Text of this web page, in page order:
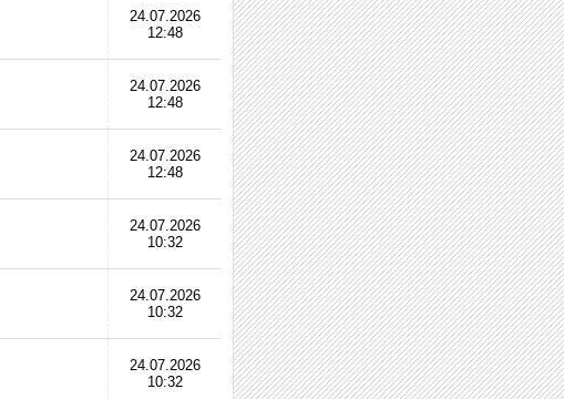
24.07.2026
12:48
24.07.2026
12:48
24.07.2026
12:48
24.07.2026
10:32
24.07.2026
10:32
24.07.2026
10:32